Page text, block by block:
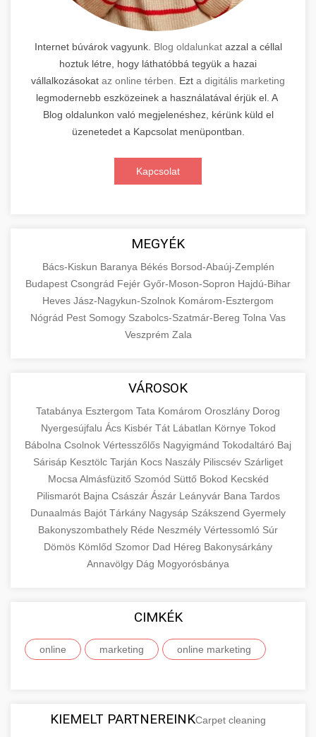
Internet búvárok vagyunk. Blog oldalunkatazzal a céllal
hoztuk létre, hogy láthatóbbá tegyük a hazai
vállalkozásokat az online térben. Ezt a digitális marketing
legmodernebb eszközeinek a használatával érjük el. A
Blog oldalunkon való megjelenéshez, kérünk küld el
üzenetedet a Kapcsolat menüpontban.
Kapcsolat
MEGYÉK
Bács-Kiskun Baranya Békés Borsod-Abaúj-Zemplén
Budapest Csongrád Fejér Győr-Moson-Sopron Hajdú-Bihar
Heves Jász-Nagykun-Szolnok Komárom-Esztergom
Nógrád Pest Somogy Szabolcs-Szatmár-Bereg Tolna Vas
Veszprém Zala
VÁROSOK
Tatabánya Esztergom Tata Komárom Oroszlány Dorog
Nyergesújfalu Ács Kisbér Tát Lábatlan Környe Tokod
Bábolna Csolnok Vértesszőlős Nagyigmánd Tokodaltáró Baj
Sárisáp Kesztölc Tarján Kocs Naszály Piliscsév Szárliget
Mocsa Almásfüzitő Szomód Süttő Bokod Kecskéd
Pilismarót Bajna Császár Ászár Leányvár Bana Tardos
Dunaalmás Bajót Tárkány Nagysáp Szákszend Gyermely
Bakonyszombathely Réde Neszmély Vértessomló Súr
Dömös Kömlőd Szomor Dad Héreg Bakonysárkány
Annavölgy Dág Mogyorósbánya
CIMKÉK
online marketing online marketing
KIEMELT PARTNEREINKCarpet cleaning